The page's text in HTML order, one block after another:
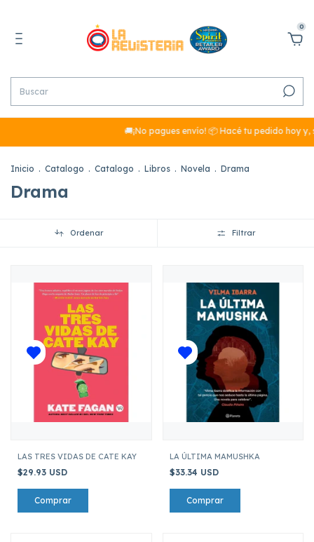
0
🚚¡No pagues envío! 📦 Hacé tu pedido hoy y,
Inicio . Catalogo . Catalogo . Libros . Novela . Drama
Drama
Ordenar Filtrar
LAS TRES VIDAS DE CATE KAY
$29.93 USD
LA ÚLTIMA MAMUSHKA
$33.34 USD